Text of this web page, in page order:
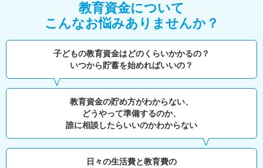
教育資金について
こんなお悩みありませんか？
子どもの教育資金はどのくらいかかるの？
いつから貯蓄を始めればいいの？
教育資金の貯め方がわからない、
どうやって準備するのか、
誰に相談したらいいのかわからない
日々の生活費と教育費の